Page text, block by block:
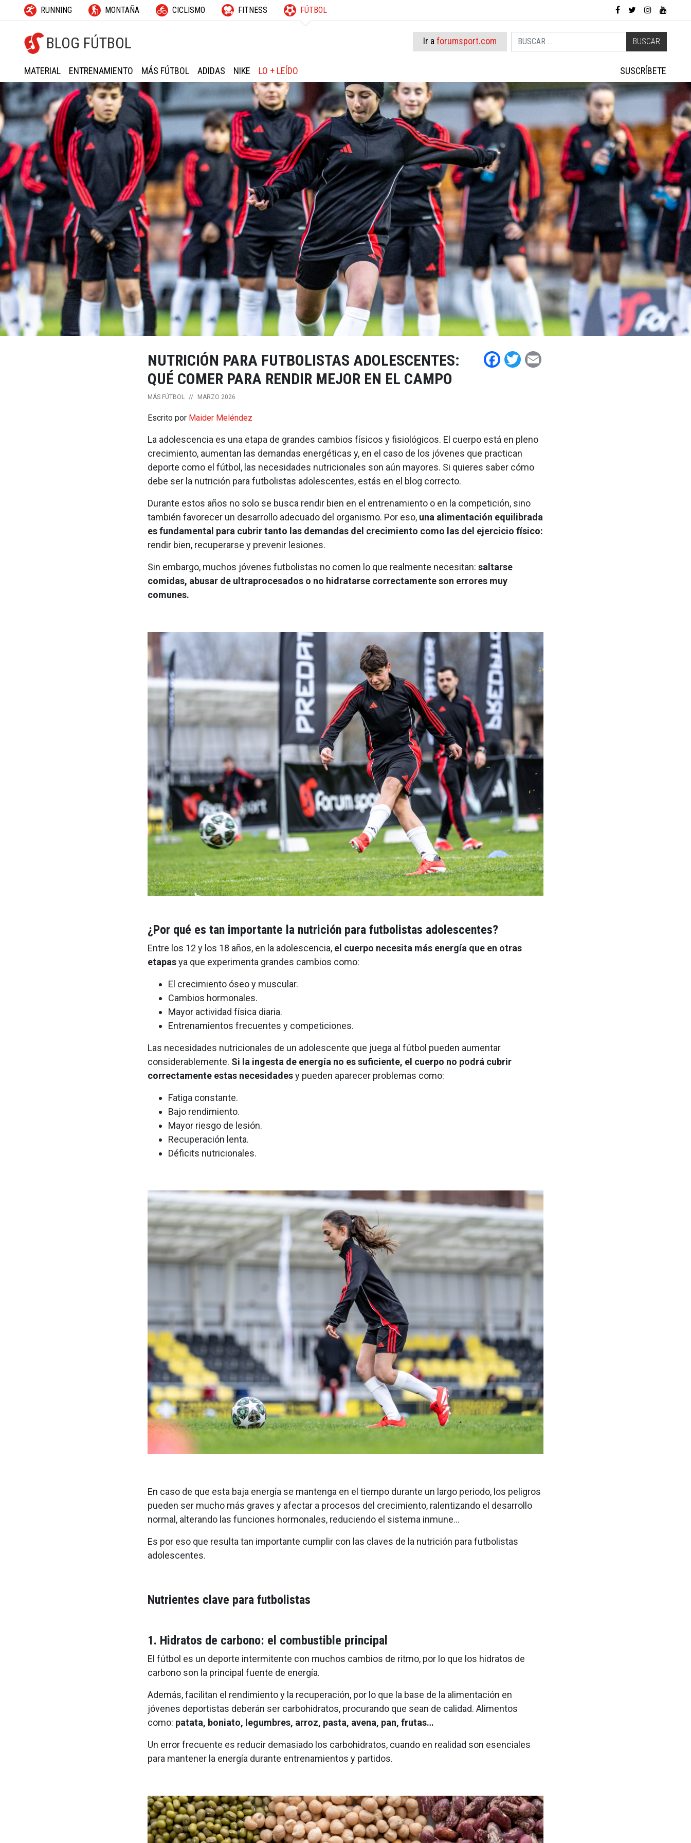
RUNNING MONTAÑA CICLISMO FITNESS FÚTBOL
BLOG FÚTBOL
MATERIAL ENTRENAMIENTO MÁS FÚTBOL ADIDAS NIKE LO + LEÍDO
Buscar
Ir a forumsport.com
SUSCRÍBETE
NUTRICIÓN PARA FUTBOLISTAS ADOLESCENTES:
QUÉ COMER PARA RENDIR MEJOR EN EL CAMPO
Facebook
Twitter
MÁS FÚTBOL // MARZO 2026
Escrito por Maider Meléndez
La adolescencia es una etapa de grandes cambios físicos y fisiológicos. El cuerpo está en pleno
crecimiento, aumentan las demandas energéticas y, en el caso de los jóvenes que practican
deporte como el fútbol, las necesidades nutricionales son aún mayores. Si quieres saber cómo
debe ser la nutrición para futbolistas adolescentes, estás en el blog correcto.
Durante estos años no solo se busca rendir bien en el entrenamiento o en la competición, sino
también favorecer un desarrollo adecuado del organismo. Por eso, una alimentación equilibrada
es fundamental para cubrir tanto las demandas del crecimiento como las del ejercicio físico:
rendir bien, recuperarse y prevenir lesiones.
Sin embargo, muchos jóvenes futbolistas no comen lo que realmente necesitan: saltarse
comidas, abusar de ultraprocesados o no hidratarse correctamente son errores muy
comunes.
¿Por qué es tan importante la nutrición para futbolistas adolescentes?
Entre los 12 y los 18 años, en la adolescencia, el cuerpo necesita más energía que en otras
etapasya que experimenta grandes cambios como:
El crecimiento óseo y muscular.
Cambios hormonales.
Mayor actividad física diaria.
Entrenamientos frecuentes y competiciones.
Las necesidades nutricionales de un adolescente que juega al fútbol pueden aumentar
considerablemente. Si la ingesta de energía no es suficiente, el cuerpo no podrá cubrir
correctamente estas necesidadesy pueden aparecer problemas como:
Fatiga constante.
Bajo rendimiento.
Mayor riesgo de lesión.
Recuperación lenta.
Déficits nutricionales.
En caso de que esta baja energía se mantenga en el tiempo durante un largo periodo, los peligros
pueden ser mucho más graves y afectar a procesos del crecimiento, ralentizando el desarrollo
normal, alterando las funciones hormonales, reduciendo el sistema inmune…
Es por eso que resulta tan importante cumplir con las claves de la nutrición para futbolistas
adolescentes.
Nutrientes clave para futbolistas
1. Hidratos de carbono: el combustible principal
El fútbol es un deporte intermitente con muchos cambios de ritmo, por lo que los hidratos de
carbono son la principal fuente de energía.
Además, facilitan el rendimiento y la recuperación, por lo que la base de la alimentación en
jóvenes deportistas deberán ser carbohidratos, procurando que sean de calidad. Alimentos
como: patata, boniato, legumbres, arroz, pasta, avena, pan, frutas…
Un error frecuente es reducir demasiado los carbohidratos, cuando en realidad son esenciales
para mantener la energía durante entrenamientos y partidos.